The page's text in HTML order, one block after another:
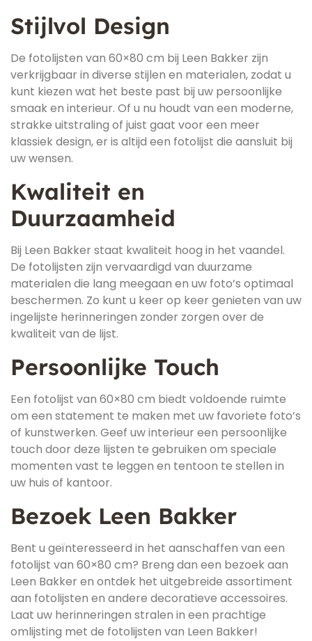
Stijlvol Design
De fotolijsten van 60×80 cm bij Leen Bakker zijn
verkrijgbaar in diverse stijlen en materialen, zodat u
kunt kiezen wat het beste past bij uw persoonlijke
smaak en interieur. Of u nu houdt van een moderne,
strakke uitstraling of juist gaat voor een meer
klassiek design, er is altijd een fotolijst die aansluit bij
uw wensen.
Kwaliteit en
Duurzaamheid
Bij Leen Bakker staat kwaliteit hoog in het vaandel.
De fotolijsten zijn vervaardigd van duurzame
materialen die lang meegaan en uw foto’s optimaal
beschermen. Zo kunt u keer op keer genieten van uw
ingelijste herinneringen zonder zorgen over de
kwaliteit van de lijst.
Persoonlijke Touch
Een fotolijst van 60×80 cm biedt voldoende ruimte
om een statement te maken met uw favoriete foto’s
of kunstwerken. Geef uw interieur een persoonlijke
touch door deze lijsten te gebruiken om speciale
momenten vast te leggen en tentoon te stellen in
uw huis of kantoor.
Bezoek Leen Bakker
Bent u geïnteresseerd in het aanschaffen van een
fotolijst van 60×80 cm? Breng dan een bezoek aan
Leen Bakker en ontdek het uitgebreide assortiment
aan fotolijsten en andere decoratieve accessoires.
Laat uw herinneringen stralen in een prachtige
omlijsting met de fotolijsten van Leen Bakker!